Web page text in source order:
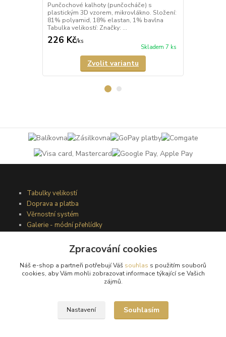
Punčochové kalhoty (punčocháče) s
plastickým 3D vzorem, mikrovlákno. Složení:
81% polyamid, 18% elastan, 1% bavlna
Tabulka velikostí: Značky: ...
226 Kč/ks
Skladem 7 ks
Zvolit variantu
Tabulky velikostí
Doprava a platba
Věrnostní systém
Galerie - módní přehlídky
Podmínky užití webového rozhraní
Obchodní podmínky
Zpracování cookies
Náš e-shop a partneři potřebují Váš souhlas s použitím souborů
cookies, aby Vám mohli zobrazovat informace týkající se Vašich
zájmů.
Nastavení Souhlasím